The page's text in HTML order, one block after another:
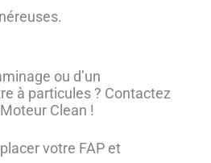
ou d’un
à particules ? Contactez
Clean !
votre FAP et